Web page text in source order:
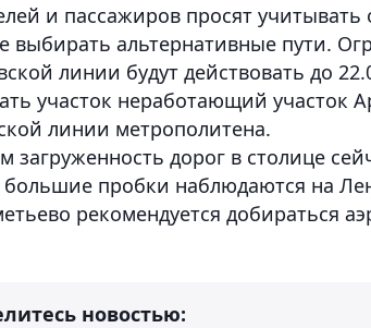
и пассажиров просят
выбирать альтернативные пути.
линии будут действовать до
участок неработающий участок
линии метрополитена.
загруженность дорог в столице
пробки наблюдаются на
рекомендуется добираться
новостью: